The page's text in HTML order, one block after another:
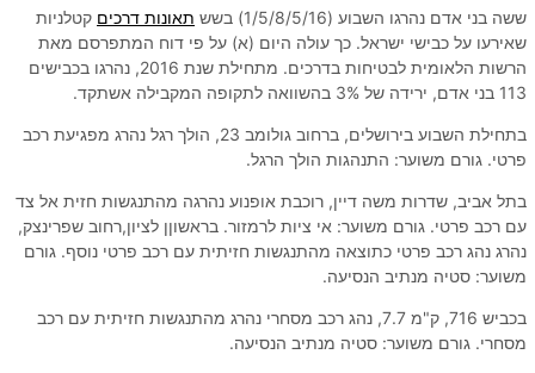
ששה בני אדם נהרגו השבוע (1/5/8/5/16) בשש תאונות דרכים קטלניות
שאירעו על כבישי ישראל. כך עולה היום (א) על פי דוח המתפרסם מאת
הרשות הלאומית לבטיחות בדרכים. מתחילת שנת 2016, נהרגו בכבישים
113 בני אדם, ירידה של 3% בהשוואה לתקופה המקבילה אשתקד.
בתחילת השבוע בירושלים, ברחוב גולומב 23, הולך רגל נהרג מפגיעת רכב
פרטי. גורם משוער: התנהגות הולך הרגל.
בתל אביב, שדרות משה דיין, רוכבת אופנוע נהרגה מהתנגשות חזית אל צד
עם רכב פרטי. גורם משוער: אי ציות לרמזור. בראשוןן לציון,רחוב שפרינצק,
נהרג נהג רכב פרטי כתוצאה מהתנגשות חזיתית עם רכב פרטי נוסף. גורם
משוער: סטיה מנתיב הנסיעה.
בכביש 716, ק"מ 7.7, נהג רכב מסחרי נהרג מהתנגשות חזיתית עם רכב
מסחרי. גורם משוער: סטיה מנתיב הנסיעה.